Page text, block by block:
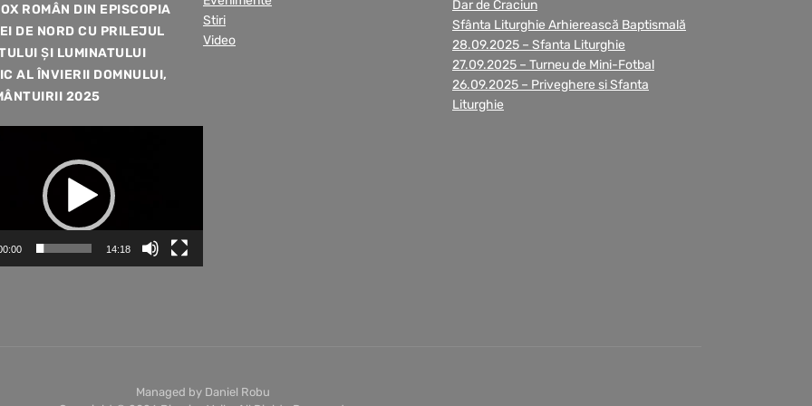
ROMÂN DIN EPISCOPIA
DE NORD CU PRILEJUL
ȘI LUMINATULUI
AL ÎNVIERII DOMNULUI,
2025
14:18
Stiri
Video
Dar de Craciun
Sfânta Liturghie Arhierească Baptismală
28.09.2025 – Sfanta Liturghie
27.09.2025 – Turneu de Mini-Fotbal
26.09.2025 – Priveghere si Sfanta
Liturghie
Managed by Daniel Robu